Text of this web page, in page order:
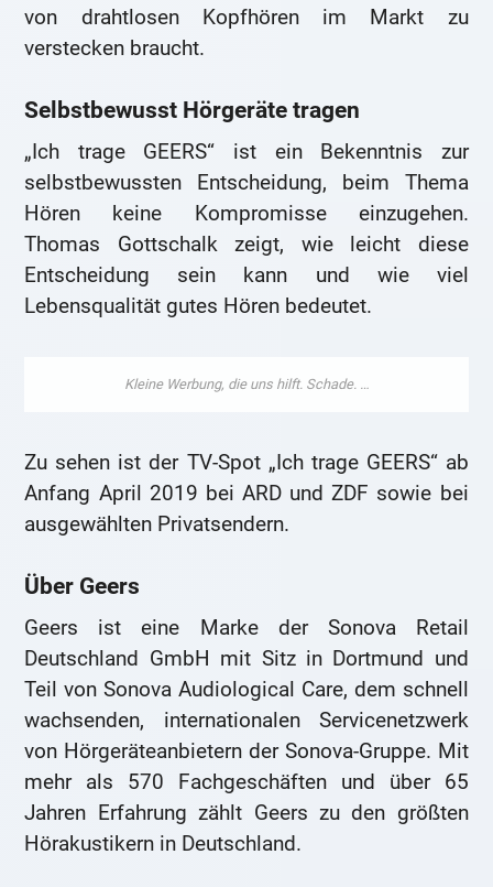
von drahtlosen Kopfhören im Markt zu
verstecken braucht.
Selbstbewusst Hörgeräte tragen
„Ich trage GEERS“ ist ein Bekenntnis zur
selbstbewussten Entscheidung, beim Thema
Hören keine Kompromisse einzugehen.
Thomas Gottschalk zeigt, wie leicht diese
Entscheidung sein kann und wie viel
Lebensqualität gutes Hören bedeutet.
Zu sehen ist der TV-Spot „Ich trage GEERS“ ab
Anfang April 2019 bei ARD und ZDF sowie bei
ausgewählten Privatsendern.
Über Geers
Geers ist eine Marke der Sonova Retail
Deutschland GmbH mit Sitz in Dortmund und
Teil von Sonova Audiological Care, dem schnell
wachsenden, internationalen Servicenetzwerk
von Hörgeräteanbietern der Sonova-Gruppe. Mit
mehr als 570 Fachgeschäften und über 65
Jahren Erfahrung zählt Geers zu den größten
Hörakustikern in Deutschland.